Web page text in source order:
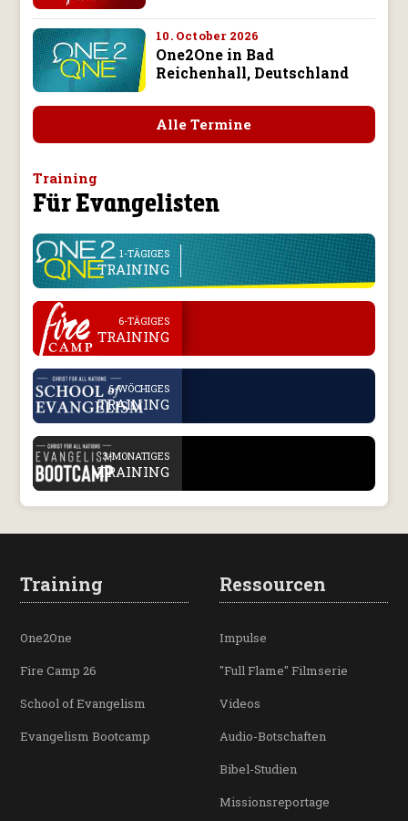
10. October 2026
One2One in Bad
Reichenhall, Deutschland
Alle Termine
Training
Für Evangelisten
1-TÄGIGES
TRAINING
. 6-TÄGIGES
TRAINING
. 6-WÖCHIGES
TRAINING
. 3-MONATIGES
TRAINING
Training
One2One
Fire Camp 26
School of Evangelism
Evangelism Bootcamp
Ressourcen
Impulse
"Full Flame" Filmserie
Videos
Audio-Botschaften
Bibel-Studien
Missionsreportage